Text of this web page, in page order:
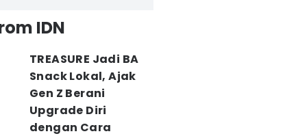
IDN
TREASURE Jadi BA
Snack Lokal, Ajak
Gen Z Berani
Upgrade Diri
dengan Cara